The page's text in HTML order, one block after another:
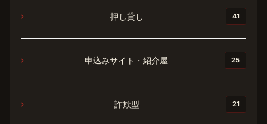
押し貸し 41
申込みサイト・紹介屋 25
詐欺型 21